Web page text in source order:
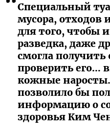
Специальный
мусора, отходов
для того, чтобы
разведка, даже
смогла получить
проверить его…
кожные наросты.
позволило бы
информацию о
здоровья Ким